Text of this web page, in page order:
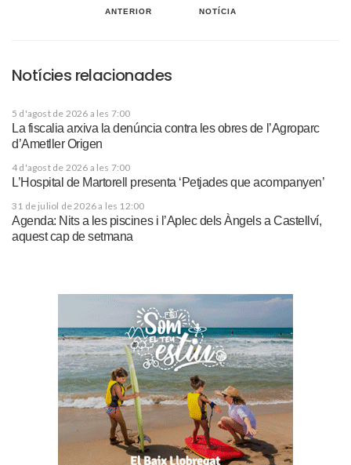
ANTERIOR NOTÍCIA
Notícies relacionades
5 d'agost de 2026 a les 7:00
La fiscalia arxiva la denúncia contra les obres de l’Agroparc
d’Ametller Origen
4 d'agost de 2026 a les 7:00
L’Hospital de Martorell presenta ‘Petjades que acompanyen’
31 de juliol de 2026 a les 12:00
Agenda: Nits a les piscines i l’Aplec dels Àngels a Castellví,
aquest cap de setmana